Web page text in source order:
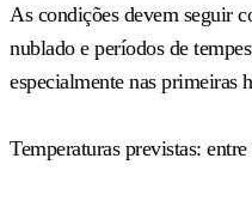
As condições devem seguir
nublado e períodos de
especialmente nas primeiras
Temperaturas previstas: